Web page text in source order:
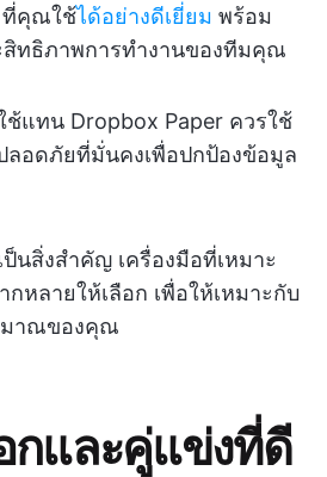
ที่คุณใช้ได้อย่างดีเยี่ยม พร้อม
สิทธิภาพการทำงานของทีมคุณ
ช้แทน Dropbox Paper ควรใช้
ลอดภัยที่มั่นคงเพื่อปกป้องข้อมูล
ป็นสิ่งสำคัญ เครื่องมือที่เหมาะ
หลายให้เลือก เพื่อให้เหมาะกับ
มาณของคุณ
กและคู่แข่งที่ดี